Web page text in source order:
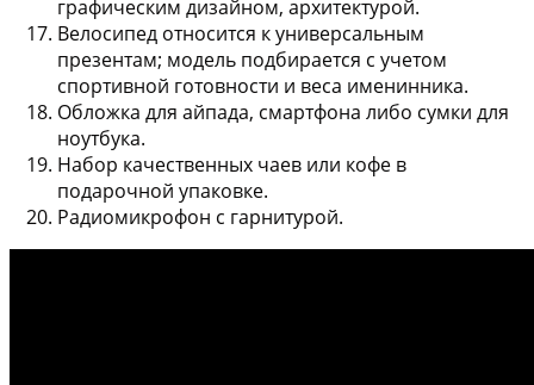
графическим дизайном, архитектурой.
Велосипед относится к универсальным
презентам; модель подбирается с учетом
спортивной готовности и веса именинника.
Обложка для айпада, смартфона либо сумки для
ноутбука.
Набор качественных чаев или кофе в
подарочной упаковке.
Радиомикрофон с гарнитурой.